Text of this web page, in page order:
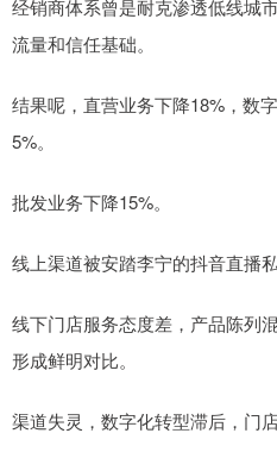
经销商体系曾是耐克渗透低线城
流量和信任基础。
结果呢，直营业务下降18%，数
5%。
批发业务下降15%。
线上渠道被安踏李宁的抖音直播
线下门店服务态度差，产品陈列
形成鲜明对比。
渠道失灵，数字化转型滞后，门店